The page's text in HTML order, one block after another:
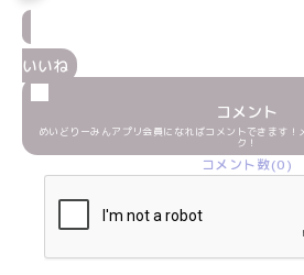
いいね
コメント
めいどりーみんアプリ会員になればコメントできます
ク！
コメント数(0)